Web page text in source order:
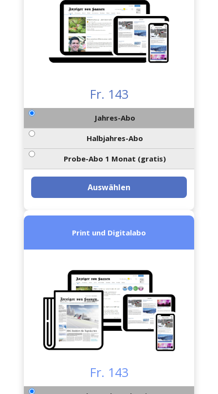
Fr. 143
Jahres-Abo
Halbjahres-Abo
Probe-Abo 1 Monat (gratis)
Auswählen
Print und Digitalabo
Fr. 143